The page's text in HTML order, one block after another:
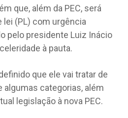
que, além da PEC, será
lei (PL) com urgência
pelo presidente Luiz Inácio
à pauta.
que ele vai tratar de
categorias, além
legislação à nova PEC.